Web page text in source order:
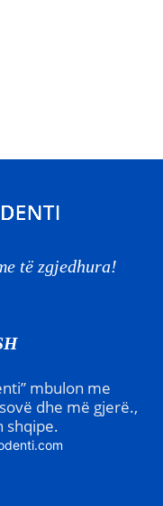
të zgjedhura!
mbulon me
dhe më gjerë.,
shqipe.